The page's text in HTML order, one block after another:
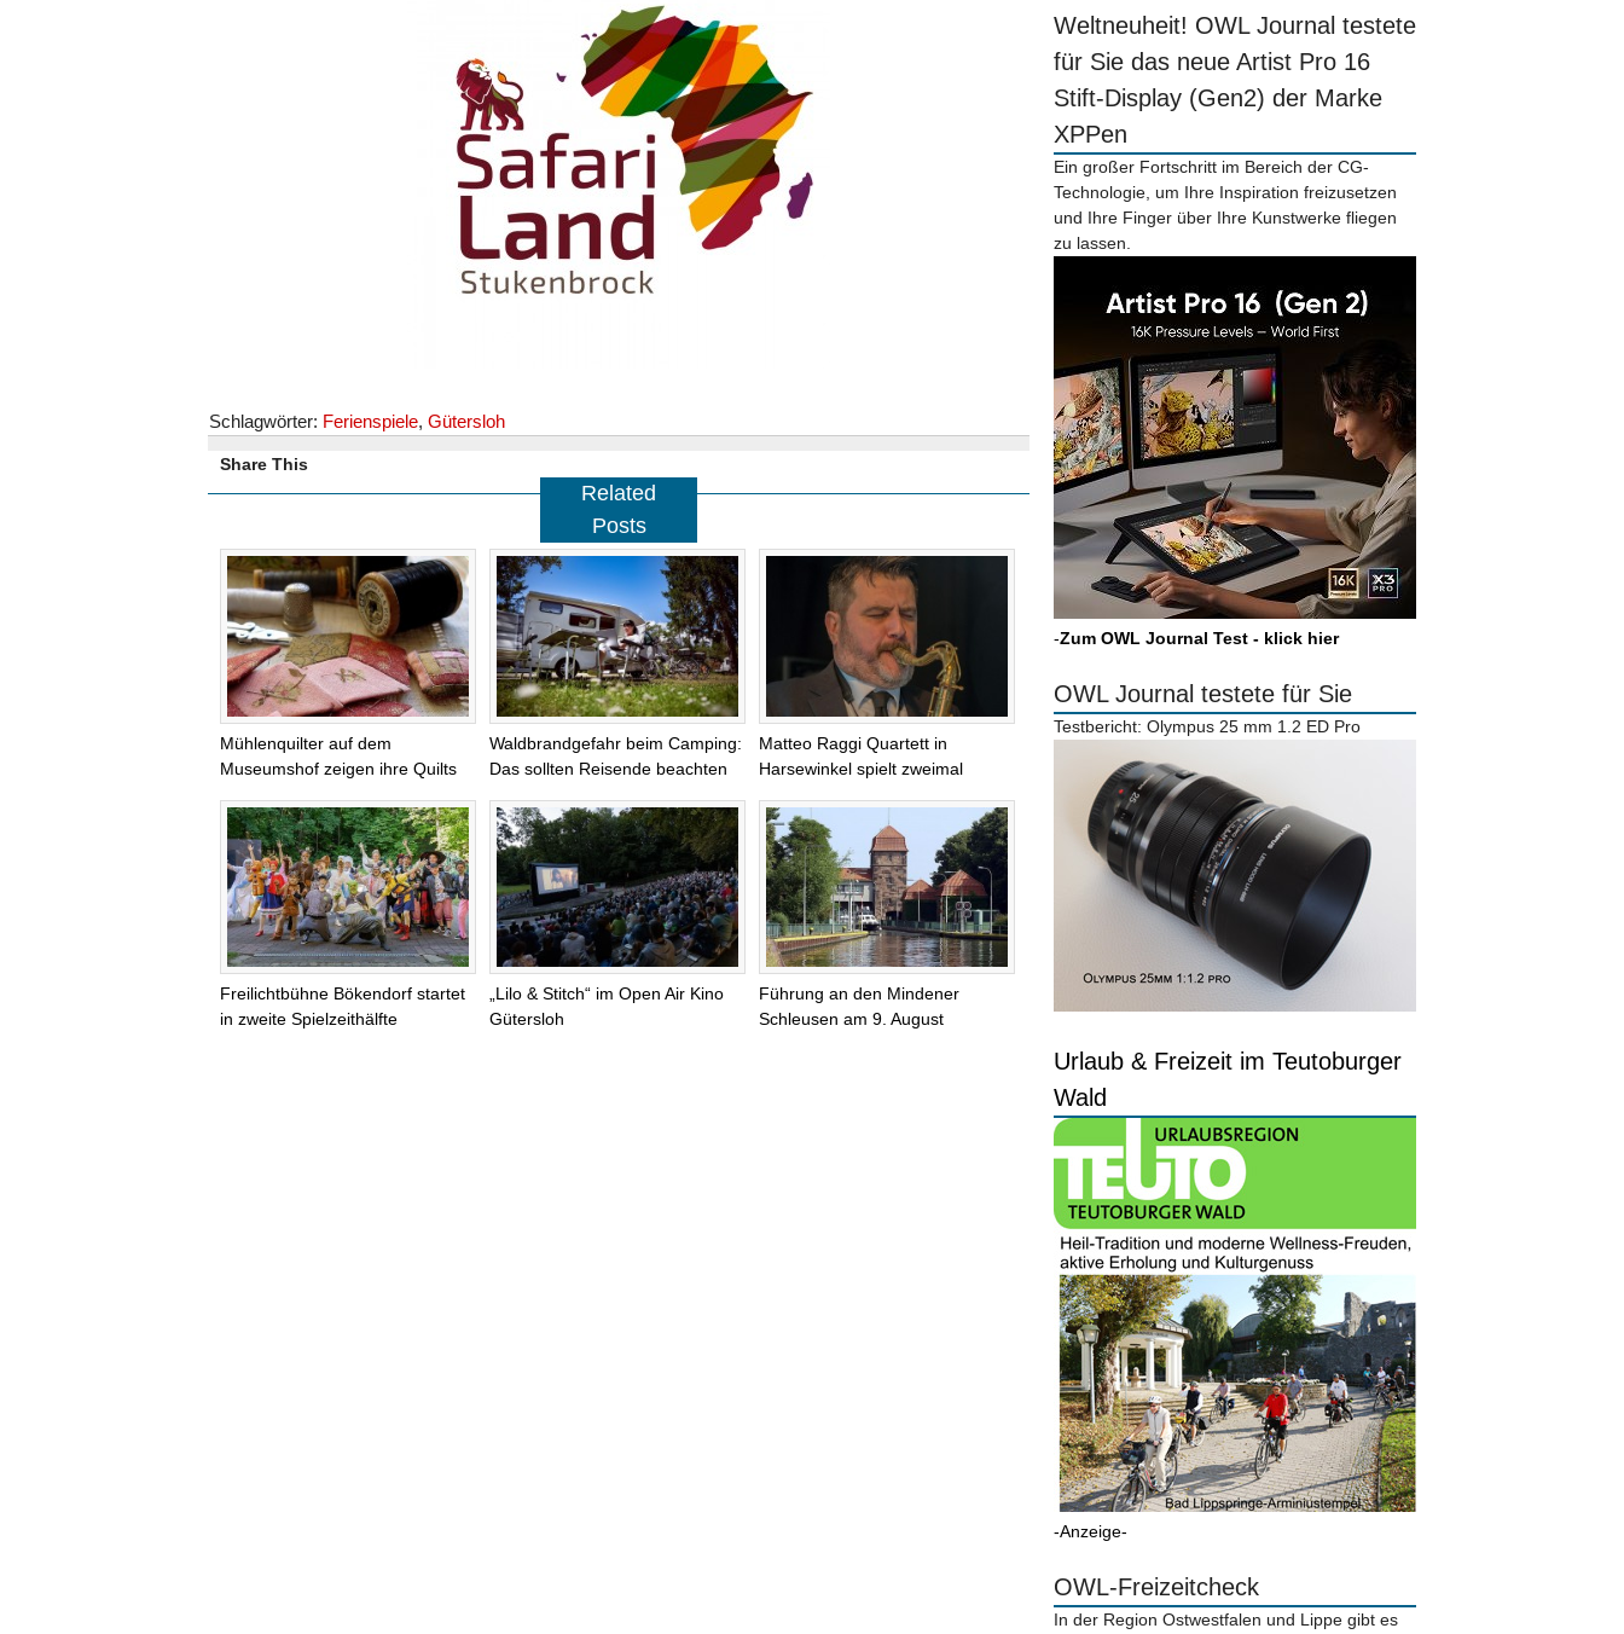
Schlagwörter: Ferienspiele, Gütersloh
Share This
Related
Posts
Mühlenquilter auf dem
Museumshof zeigen ihre Quilts
Waldbrandgefahr beim Camping:
Das sollten Reisende beachten
Matteo Raggi Quartett in
Harsewinkel spielt zweimal
Freilichtbühne Bökendorf startet
in zweite Spielzeithälfte
„Lilo & Stitch“ im Open Air Kino
Gütersloh
Führung an den Mindener
Schleusen am 9. August
Weltneuheit! OWL Journal testete
für Sie das neue Artist Pro 16
Stift-Display (Gen2) der Marke
XPPen
Ein großer Fortschritt im Bereich der CG-
Technologie, um Ihre Inspiration freizusetzen
und Ihre Finger über Ihre Kunstwerke fliegen
zu lassen.
-Zum OWL Journal Test - klick hier
OWL Journal testete für Sie
Testbericht: Olympus 25 mm 1.2 ED Pro
Urlaub & Freizeit im Teutoburger
Wald
-Anzeige-
OWL-Freizeitcheck
In der Region Ostwestfalen und Lippe gibt es